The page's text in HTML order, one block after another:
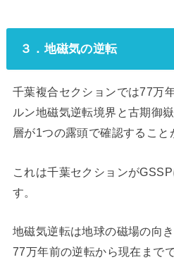
３．地磁気の逆転
千葉複合セクションでは77万
ルン地磁気逆転境界と古期御
層が1つの露頭で確認すること
これは千葉セクションが
す。
地磁気逆転は地球の磁場の向
77万年前の逆転から現在まで